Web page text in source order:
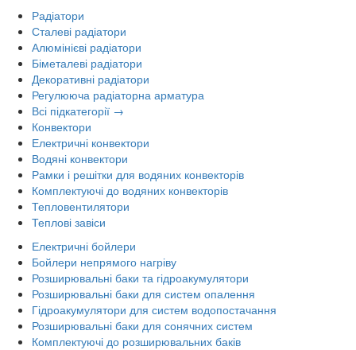
Радіатори
Сталеві радіатори
Алюмінієві радіатори
Біметалеві радіатори
Декоративні радіатори
Регулююча радіаторна арматура
Всі підкатегорії →
Конвектори
Електричні конвектори
Водяні конвектори
Рамки і решітки для водяних конвекторів
Комплектуючі до водяних конвекторів
Тепловентилятори
Теплові завіси
Електричні бойлери
Бойлери непрямого нагріву
Розширювальні баки та гідроакумулятори
Розширювальні баки для систем опалення
Гідроакумулятори для систем водопостачання
Розширювальні баки для сонячних систем
Комплектуючі до розширювальних баків